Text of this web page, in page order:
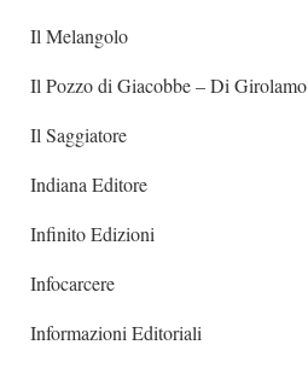
Il Melangolo
Il Pozzo di Giacobbe – Di Girolamo
Il Saggiatore
Indiana Editore
Infinito Edizioni
Infocarcere
Informazioni Editoriali